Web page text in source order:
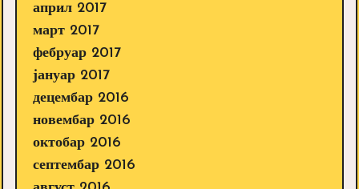
април 2017
март 2017
фебруар 2017
јануар 2017
децембар 2016
новембар 2016
октобар 2016
септембар 2016